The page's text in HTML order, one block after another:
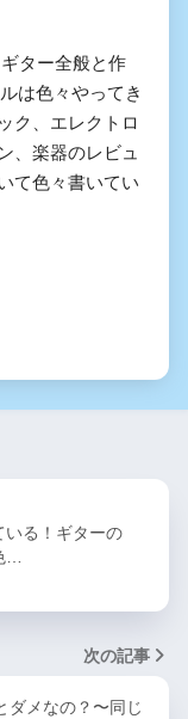
ター全般と作
は色々やってき
ク、エレクトロ
、楽器のレビュ
て色々書いてい
いる！ギターの
…
次の記事
ダメなの？〜同じ